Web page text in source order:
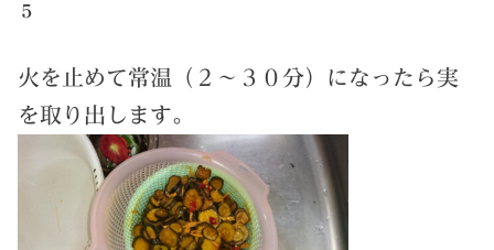
５
火を止めて常温（２～３０分）になったら実
を取り出します。